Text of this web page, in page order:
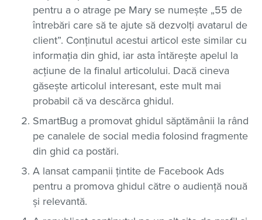
pentru a o atrage pe Mary se numește „55 de
întrebări care să te ajute să dezvolți avatarul de
client”. Conținutul acestui articol este similar cu
informația din ghid, iar asta întărește apelul la
acțiune de la finalul articolului. Dacă cineva
găsește articolul interesant, este mult mai
probabil că va descărca ghidul.
SmartBug a promovat ghidul săptămânii la rând
pe canalele de social media folosind fragmente
din ghid ca postări.
A lansat campanii țintite de Facebook Ads
pentru a promova ghidul către o audiență nouă
și relevantă.